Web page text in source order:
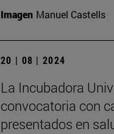
Imagen Manuel Castells
20 | 08 | 2024
La Incubadora
convocatoria con
presentados en